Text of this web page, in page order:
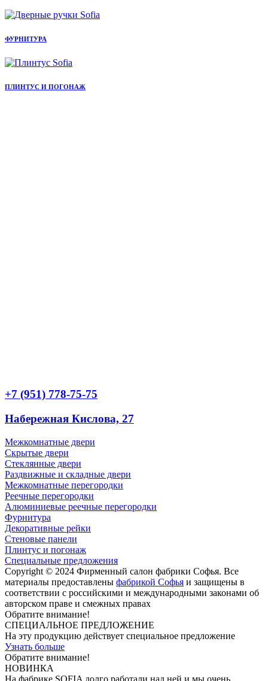
ФУРНИТУРА
ПЛИНТУС И ПОГОНАЖ
+7 (951) 778-75-75
Набережная Кислова, 27
Межкомнатные двери
Скрытые двери
Стеклянные двери
Раздвижные и складные двери
Межкомнатные перегородки
Реечные перегородки
Алюминиевые реечные перегородки
Фурнитура
Декоративные рейки
Стеновые панели
Плинтус и погонаж
Специальные предложения
Copyright © 2024 Фирменный салон фабрики Софья. Все
материалы предоставлены фабрикой Софья и защищены в
соответствии с российскими и международными законами об
авторском праве и смежных правах
Обратите внимание!
СПЕЦИАЛЬНОЕ ПРЕДЛОЖЕНИЕ
На эту продукцию действует специальное предложение
Узнать больше
Обратите внимание!
НОВИНКА
На фабрике SOFIA долго работали над ней и мы очень